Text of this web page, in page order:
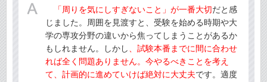
「周りを気にしすぎないこと」が一番大切だと感
じました。周囲を見渡すと、受験を始める時期や大
学の専攻分野の違いから焦ってしまうことがあるか
もしれません。しかし
、試験本番までに間に合わせ
れば全く問題ありません。今やるべきことを考え
て、計画的に進めていけば絶対に大丈夫です。適度